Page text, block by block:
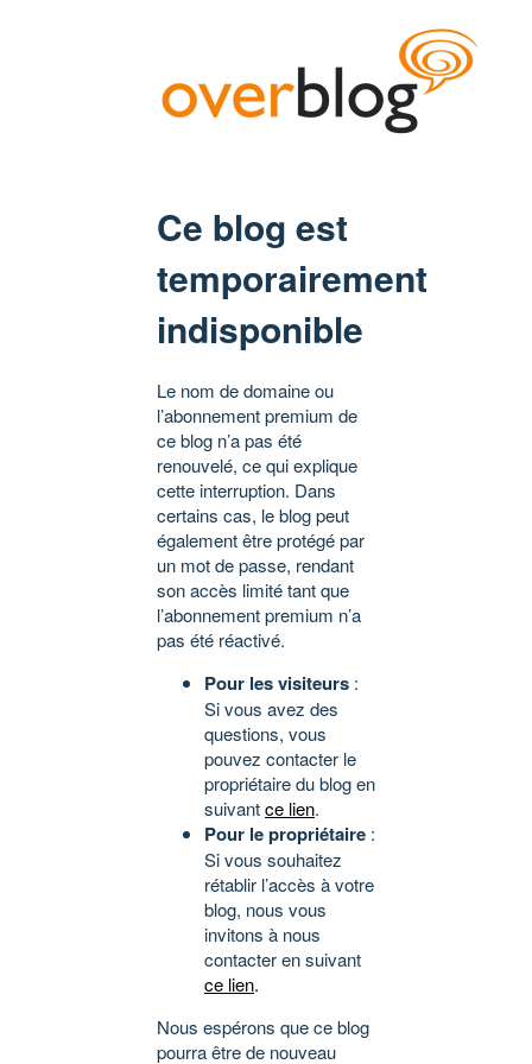
Ce blog est
temporairement
indisponible
Le nom de domaine ou
l’abonnement premium de
ce blog n’a pas été
renouvelé, ce qui explique
cette interruption. Dans
certains cas, le blog peut
également être protégé par
un mot de passe, rendant
son accès limité tant que
l’abonnement premium n’a
pas été réactivé.
Pour les visiteurs :
Si vous avez des
questions, vous
pouvez contacter le
propriétaire du blog en
suivantce lien.
Pour le propriétaire :
Si vous souhaitez
rétablir l’accès à votre
blog, nous vous
invitons à nous
contacter en suivant
ce lien.
Nous espérons que ce blog
pourra être de nouveau